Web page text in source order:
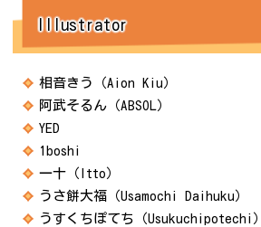
Illustrator
相音きう（Aion Kiu）
阿武そるん（ABSOL）
YED
1boshi
一十（Itto）
うさ餅大福（Usamochi Daihuku）
うすくちぽてち（Usukuchipotechi）